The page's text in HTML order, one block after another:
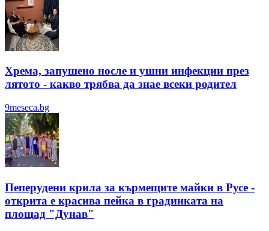
Хрема, запушено носле и ушни инфекции през
лятотo - какво трябва да знае всеки родител
9meseca.bg
Пеперудени крила за кърмещите майки в Русе -
открита е красива пейка в градинката на
площад "Дунав"